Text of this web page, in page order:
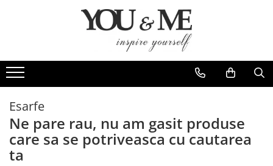
Bluze si camasi
Pantaloni
Geci si jachete
Rochii de zi
Rochii de eveniment
Compleuri si costume
Genti
Esarfe
Coliere si brose
Esarfe
Ne pare rau, nu am gasit produse
care sa se potriveasca cu cautarea
ta